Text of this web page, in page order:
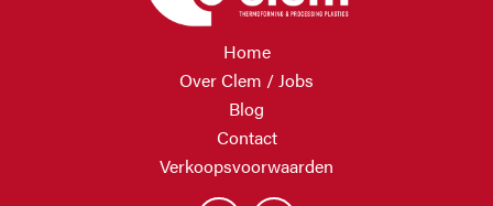
Home
Over Clem / Jobs
Blog
Contact
Verkoopsvoorwaarden